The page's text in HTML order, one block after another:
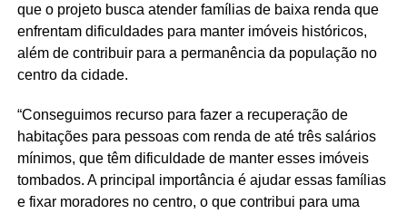
que o projeto busca atender famílias de baixa renda que
enfrentam dificuldades para manter imóveis históricos,
além de contribuir para a permanência da população no
centro da cidade.
“Conseguimos recurso para fazer a recuperação de
habitações para pessoas com renda de até três salários
mínimos, que têm dificuldade de manter esses imóveis
tombados. A principal importância é ajudar essas famílias
e fixar moradores no centro, o que contribui para uma